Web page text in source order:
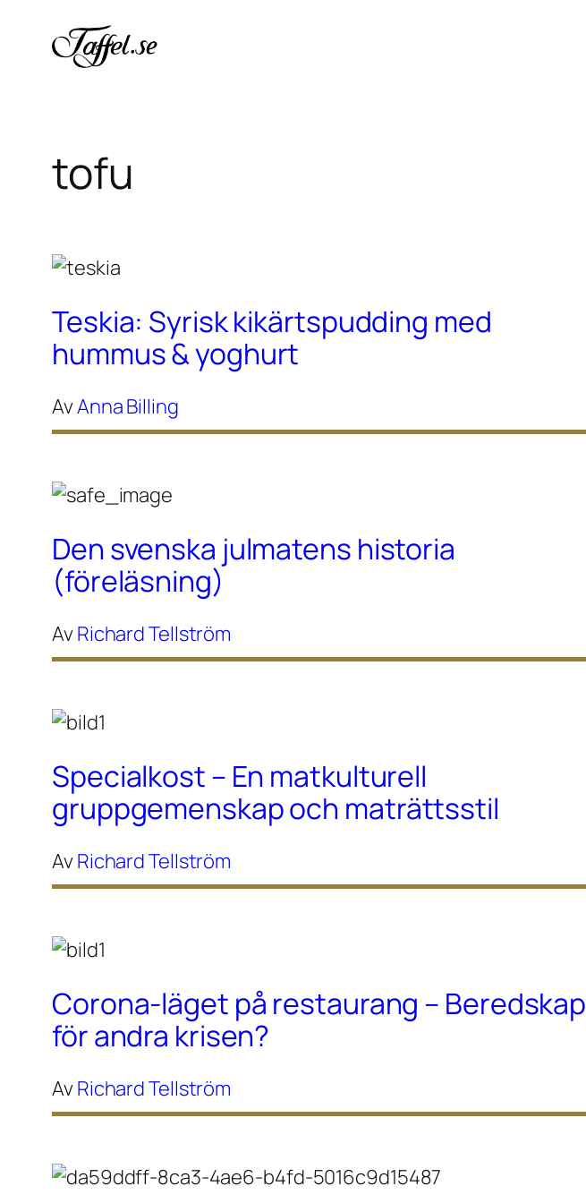
innehåll
tofu
Teskia: Syrisk kikärtspudding med
hummus & yoghurt
AvAnna Billing
Den svenska julmatens historia
(föreläsning)
AvRichard Tellström
Specialkost – En matkulturell
gruppgemenskap och maträttsstil
AvRichard Tellström
Corona-läget på restaurang – Beredskap
för andra krisen?
AvRichard Tellström